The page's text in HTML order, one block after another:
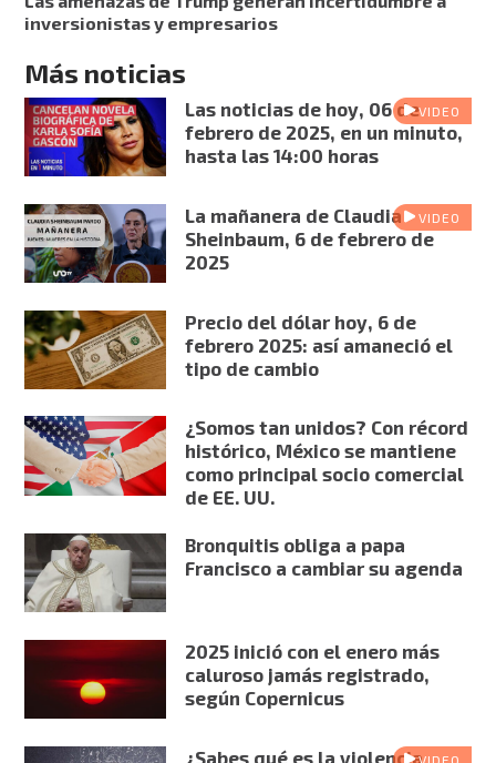
inversionistas y empresarios
Más noticias
VIDEO
Las noticias de hoy, 06 de
febrero de 2025, en un minuto,
hasta las 14:00 horas
VIDEO
La mañanera de Claudia
Sheinbaum, 6 de febrero de
2025
Precio del dólar hoy, 6 de
febrero 2025: así amaneció el
tipo de cambio
¿Somos tan unidos? Con récord
histórico, México se mantiene
como principal socio comercial
de EE. UU.
Bronquitis obliga a papa
Francisco a cambiar su agenda
2025 inició con el enero más
caluroso jamás registrado,
según Copernicus
VIDEO
¿Sabes qué es la violencia